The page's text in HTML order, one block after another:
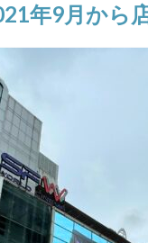
年9月から